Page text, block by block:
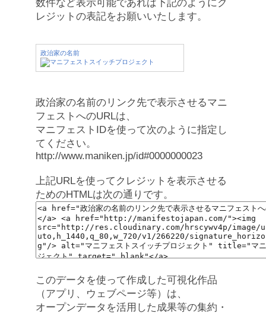
数件など表示可能であれば下記のようにク
レジットの表記をお願いいたします。
政治家の名前
政治家の名前のリンク先で表示させるマニ
フェストへのURLは、
マニフェストIDを使って次のように指定し
てください。
http://www.maniken.jp/id#0000000023
上記URLを使ってクレジットを表示させる
ためのHTMLは次の通りです。
このデータを使って作成した可視化作品
（アプリ、ウェブページ等）は、
オープンデータを活用した成果等の集約・